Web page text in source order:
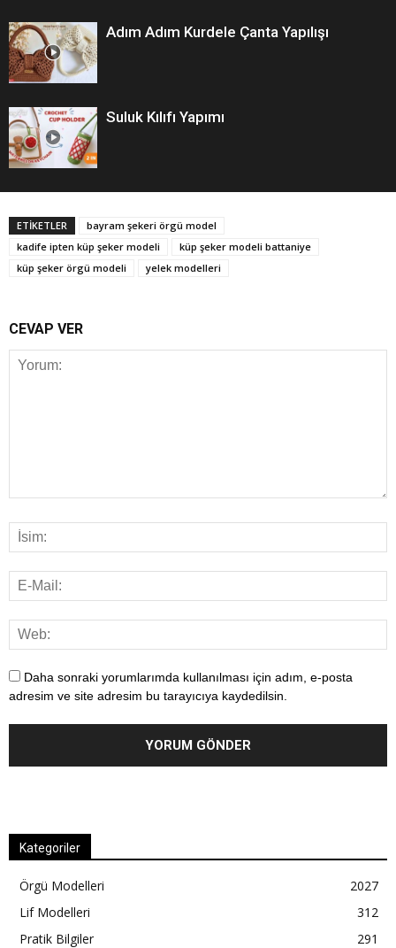
Adım Adım Kurdele Çanta Yapılışı
Suluk Kılıfı Yapımı
ETİKETLER
bayram şekeri örgü model
kadife ipten küp şeker modeli
küp şeker modeli battaniye
küp şeker örgü modeli
yelek modelleri
CEVAP VER
Daha sonraki yorumlarımda kullanılması için adım, e-posta
adresim ve site adresim bu tarayıcıya kaydedilsin.
Kategoriler
Örgü Modelleri
2027
Lif Modelleri
312
Pratik Bilgiler
291